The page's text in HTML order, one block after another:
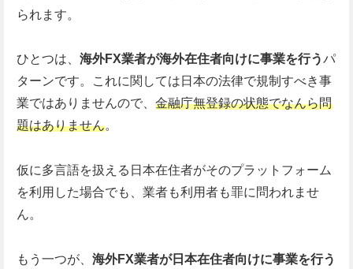
られます。
ひとつは、 海外FX業者が海外在住者向けに事業を行うパ
ターンです。これに関しては日本の法律で規制すべき事
業ではありませんので、 金融庁無登録の状態でなんら問
題はありません。
仮に多言語を扱える日本在住者がそのプラットフォーム
を利用した場合でも、業者も利用者も罪に問われませ
ん。
もう一つが、 海外FX業者が日本在住者向けに事業を行う